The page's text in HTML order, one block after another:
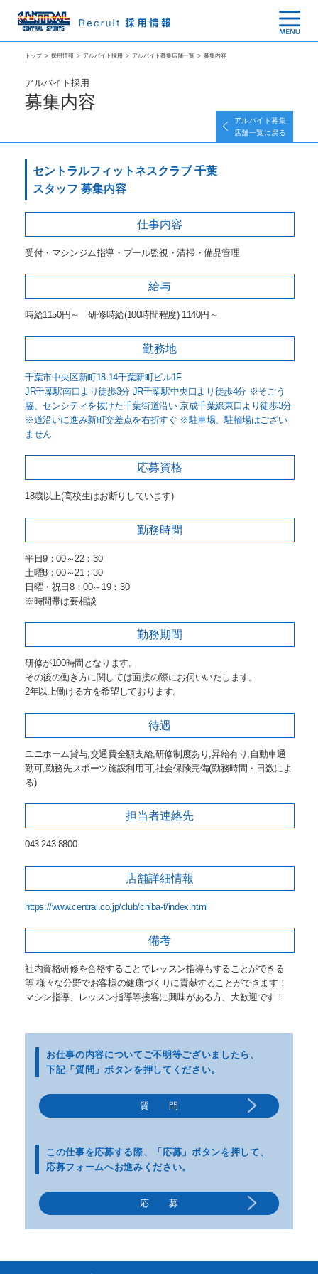
トップ > 採用情報 > アルバイト採用 > アルバイト募集店舗一覧 > 募集内容
アルバイト採用
募集内容
アルバイト募集
店舗一覧に戻る
セントラルフィットネスクラブ 千葉
スタッフ 募集内容
仕事内容
受付・マシンジム指導・プール監視・清掃・備品管理
給与
時給1150円～ 研修時給(100時間程度) 1140円～
勤務地
千葉市中央区新町18-14千葉新町ビル1F
JR千葉駅南口より徒歩3分 JR千葉駅中央口より徒歩4分 ※そごう
脇、センシティを抜けた千葉街道沿い 京成千葉線東口より徒歩3分
※道沿いに進み新町交差点を右折すぐ ※駐車場、駐輪場はござい
ません
応募資格
18歳以上(高校生はお断りしています)
勤務時間
平日9：00～22：30
土曜8：00～21：30
日曜・祝日8：00～19：30
※時間帯は要相談
勤務期間
研修が100時間となります。
その後の働き方に関しては面接の際にお伺いいたします。
2年以上働ける方を希望しております。
待遇
ユニホーム貸与,交通費全額支給,研修制度あり,昇給有り,自動車通
勤可,勤務先スポーツ施設利用可,社会保険完備(勤務時間・日数によ
る)
担当者連絡先
043-243-8800
店舗詳細情報
https://www.central.co.jp/club/chiba-f/index.html
備考
社内資格研修を合格することでレッスン指導もすることができる
等 様々な分野でお客様の健康づくりに貢献することができます！
マシン指導、レッスン指導等接客に興味がある方、大歓迎です！
お仕事の内容についてご不明等ございましたら、
下記「質問」ボタンを押してください。
この仕事を応募する際、
「応募」ボタンを押して、
応募フォームへお進みください。
質 問
応 募